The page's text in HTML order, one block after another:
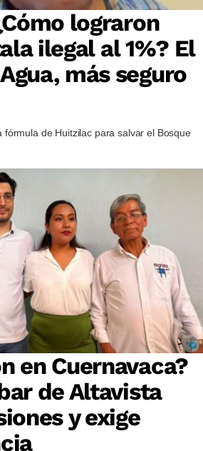
lograron
ilegal al 1%? El
más seguro
fórmula de Huitzilac para salvar el Bosque
en Cuernavaca?
de Altavista
y exige